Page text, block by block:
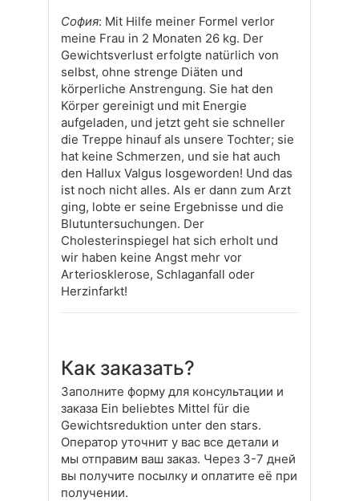
София: Mit Hilfe meiner Formel verlor
meine Frau in 2 Monaten 26 kg. Der
Gewichtsverlust erfolgte natürlich von
selbst, ohne strenge Diäten und
körperliche Anstrengung. Sie hat den
Körper gereinigt und mit Energie
aufgeladen, und jetzt geht sie schneller
die Treppe hinauf als unsere Tochter; sie
hat keine Schmerzen, und sie hat auch
den Hallux Valgus losgeworden! Und das
ist noch nicht alles. Als er dann zum Arzt
ging, lobte er seine Ergebnisse und die
Blutuntersuchungen. Der
Cholesterinspiegel hat sich erholt und
wir haben keine Angst mehr vor
Arteriosklerose, Schlaganfall oder
Herzinfarkt!
Как заказать?
Заполните форму для консультации и
заказа Ein beliebtes Mittel für die
Gewichtsreduktion unter den stars.
Оператор уточнит у вас все детали и
мы отправим ваш заказ. Через 3-7 дней
вы получите посылку и оплатите её при
получении.